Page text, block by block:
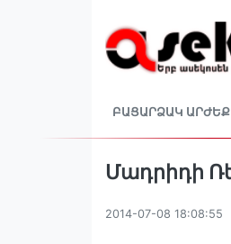
ԲԱՑԱՐՁԱԿ ԱՐԺԵՔ
Մադրիդի
2014-07-08 18:08:55